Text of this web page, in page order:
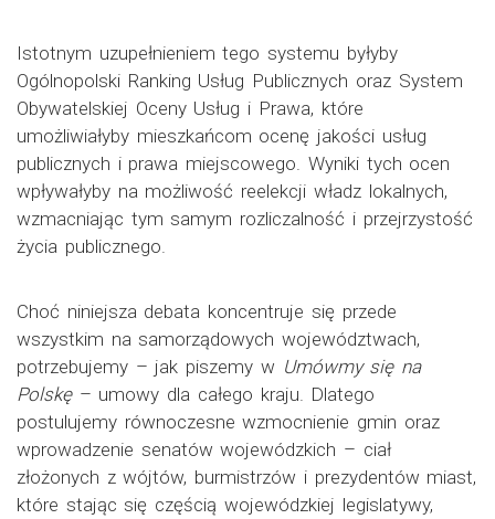
Istotnym uzupełnieniem tego systemu byłyby
Ogólnopolski Ranking Usług Publicznych oraz System
Obywatelskiej Oceny Usług i Prawa, które
umożliwiałyby mieszkańcom ocenę jakości usług
publicznych i prawa miejscowego. Wyniki tych ocen
wpływałyby na możliwość reelekcji władz lokalnych,
wzmacniając tym samym rozliczalność i przejrzystość
życia publicznego.
Choć niniejsza debata koncentruje się przede
wszystkim na samorządowych województwach,
potrzebujemy – jak piszemy w Umówmy się na
Polskę– umowy dla całego kraju. Dlatego
postulujemy równoczesne wzmocnienie gmin oraz
wprowadzenie senatów wojewódzkich – ciał
złożonych z wójtów, burmistrzów i prezydentów miast,
które stając się częścią wojewódzkiej legislatywy,